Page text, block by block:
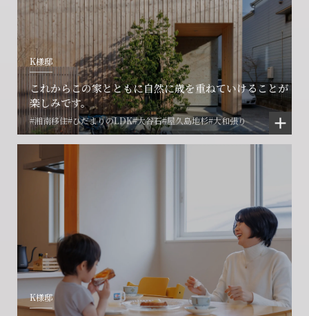
K様邸
これからこの家とともに自然に歳を重ねていけることが
楽しみです。
#湘南移住#ひだまりのLDK#大谷石#屋久島地杉#大和張り
K様邸